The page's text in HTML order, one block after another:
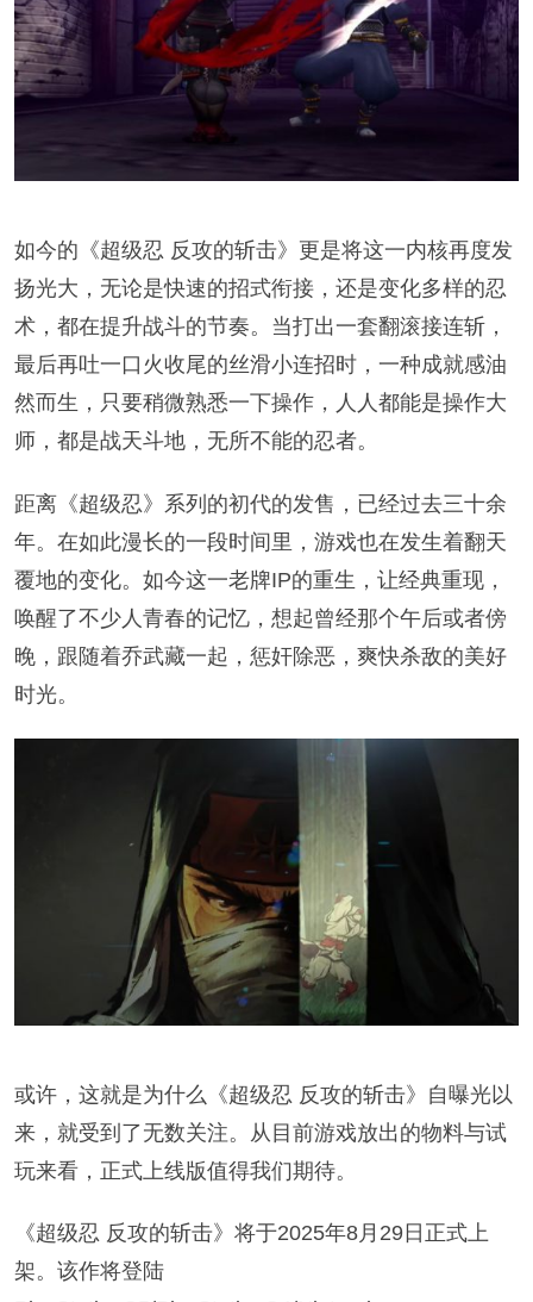
如今的《超级忍 反攻的斩击》更是将这一内核再度发
扬光大，无论是快速的招式衔接，还是变化多样的忍
术，都在提升战斗的节奏。当打出一套翻滚接连斩，
最后再吐一口火收尾的丝滑小连招时，一种成就感油
然而生，只要稍微熟悉一下操作，人人都能是操作大
师，都是战天斗地，无所不能的忍者。
距离《超级忍》系列的初代的发售，已经过去三十余
年。在如此漫长的一段时间里，游戏也在发生着翻天
覆地的变化。如今这一老牌IP的重生，让经典重现，
唤醒了不少人青春的记忆，想起曾经那个午后或者傍
晚，跟随着乔武藏一起，惩奸除恶，爽快杀敌的美好
时光。
或许，这就是为什么《超级忍 反攻的斩击》自曝光以
来，就受到了无数关注。从目前游戏放出的物料与试
玩来看，正式上线版值得我们期待。
《超级忍 反攻的斩击》将于2025年8月29日正式上
架。该作将登陆